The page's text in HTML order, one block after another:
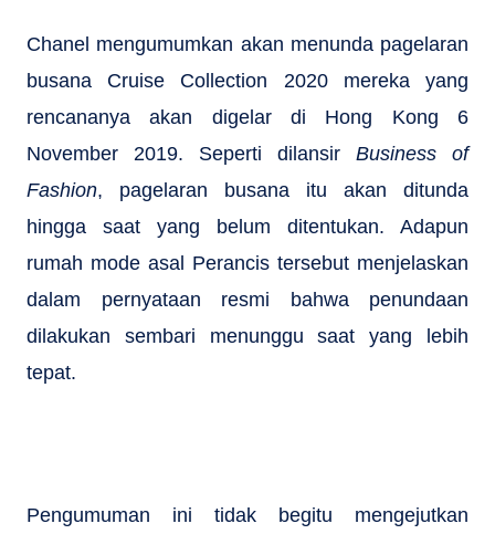
Chanel mengumumkan akan menunda pagelaran
busana Cruise Collection 2020 mereka yang
rencananya akan digelar di Hong Kong 6
November 2019. Seperti dilansir Business of
Fashion, pagelaran busana itu akan ditunda
hingga saat yang belum ditentukan. Adapun
rumah mode asal Perancis tersebut menjelaskan
dalam pernyataan resmi bahwa penundaan
dilakukan sembari menunggu saat yang lebih
tepat.
Pengumuman ini tidak begitu mengejutkan